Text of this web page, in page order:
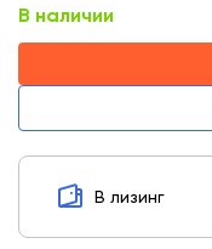
В наличии
В лизинг